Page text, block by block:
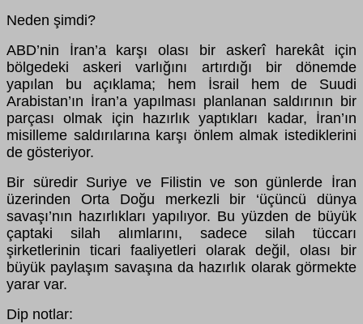
Neden şimdi?
ABD’nin İran’a karşı olası bir askerî harekât için
bölgedeki askeri varlığını artırdığı bir dönemde
yapılan bu açıklama; hem İsrail hem de Suudi
Arabistan’ın İran’a yapılması planlanan saldırının bir
parçası olmak için hazırlık yaptıkları kadar, İran’ın
misilleme saldırılarına karşı önlem almak istediklerini
de gösteriyor.
Bir süredir Suriye ve Filistin ve son günlerde İran
üzerinden Orta Doğu merkezli bir ‘üçüncü dünya
savaşı’nın hazırlıkları yapılıyor. Bu yüzden de büyük
çaptaki silah alımlarını, sadece silah tüccarı
şirketlerinin ticari faaliyetleri olarak değil, olası bir
büyük paylaşım savaşına da hazırlık olarak görmekte
yarar var.
Dip notlar: